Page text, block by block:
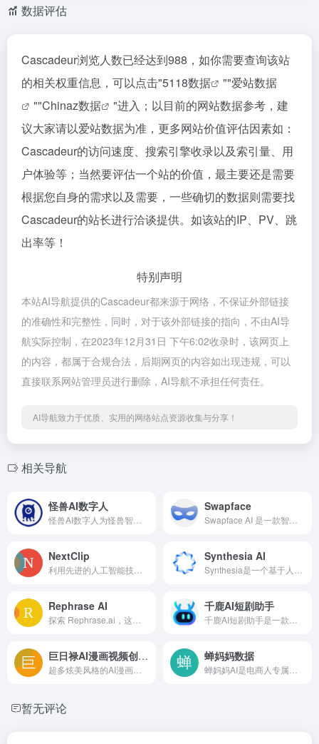
数据评估
Cascadeur浏览人数已经达到988，如你需要查询该站
的相关权重信息，可以点击"5118数据 ""爱站数据
""Chinaz数据
"进入；以目前的网站数据参考，建
议大家请以爱站数据为准，更多网站价值评估因素如：
Cascadeur的访问速度、搜索引擎收录以及索引量、用
户体验等；当然要评估一个站的价值，最主要还是需要
根据您自身的需求以及需要，一些确切的数据则需要找
Cascadeur的站长进行洽谈提供。如该站的IP、PV、跳
出率等！
特别声明
本站AI导航提供的Cascadeur都来源于网络，不保证外部链接
的准确性和完整性，同时，对于该外部链接的指向，不由AI导
航实际控制，在2023年12月31日 下午6:02收录时，该网页上
的内容，都属于合规合法，后期网页的内容如出现违规，可以
直接联系网站管理员进行删除，AI导航不承担任何责任。
AI导航致力于优质、实用的网络站点资源收集与分享！
相关导航
怪兽AI数字人 Swapface
NextClip Synthesia AI
Rephrase AI 千鹿AI短剧助手
巨日禄AI漫画视频创作平台 蝉妈妈数据
暂无评论